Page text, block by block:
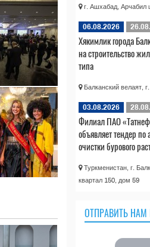
г. Ашхабад, Арчабил
06.08.2026
Хякимлик города
на строительство
типа
Балканский велаят,
03.08.2026
Филиал ПАО
объявляет тендер по
очистки бурового
Туркменистан, г.
квартал 150, дом 59
ОТПРАВИТЬ НАМ